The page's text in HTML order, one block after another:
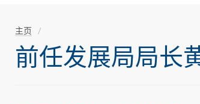
主页
前任发展局局长